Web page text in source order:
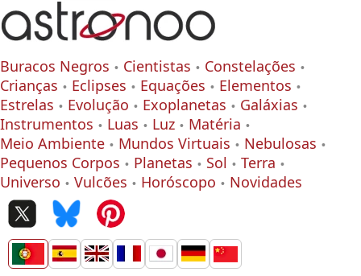
Buracos Negros Cientistas
Constelações
Crianças
Eclipses Equações
Elementos
Estrelas
Evolução Exoplanetas
Galáxias
Instrumentos
Luas Luz
Matéria
Meio Ambiente
Mundos Virtuais
Nebulosas
Pequenos Corpos
Planetas Sol
Terra
Universo
Vulcões Horóscopo Novidades